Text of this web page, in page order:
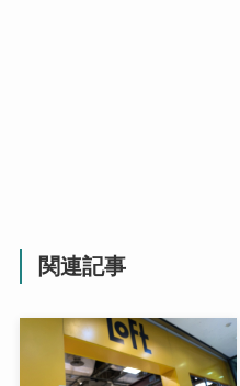
関連記事